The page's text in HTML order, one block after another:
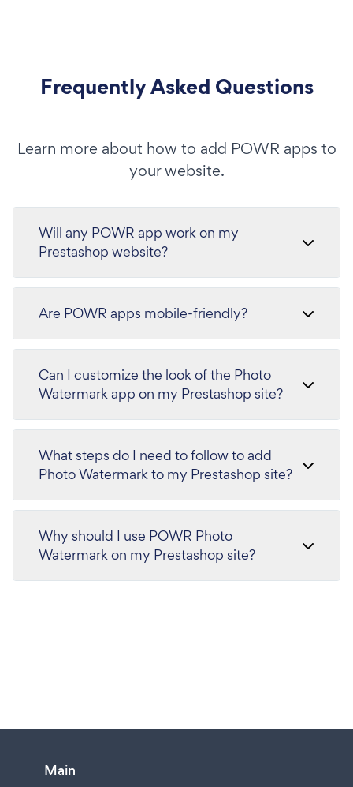
Frequently Asked Questions
Learn more about how to add POWR apps to
your website.
Will any POWR app work on my
Prestashop website?
Are POWR apps mobile-friendly?
Can I customize the look of the Photo
Watermark app on my Prestashop site?
What steps do I need to follow to add
Photo Watermark to my Prestashop site?
Why should I use POWR Photo
Watermark on my Prestashop site?
Main